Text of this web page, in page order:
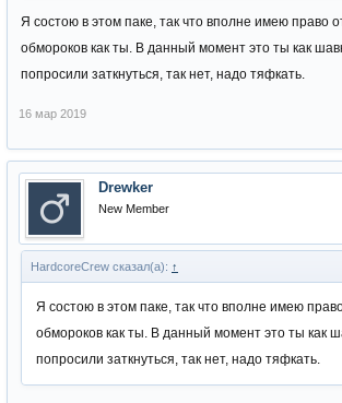
Я состою в этом паке, так что вполне имею право
обмороков как ты. В данный момент это ты как
попросили заткнуться, так нет, надо тяфкать.
16 мар 2019
Drewker
New Member
HardcoreCrew сказал(а): ↑
Я состою в этом паке, так что вполне имею
обмороков как ты. В данный момент это ты как
попросили заткнуться, так нет, надо тяфкать.